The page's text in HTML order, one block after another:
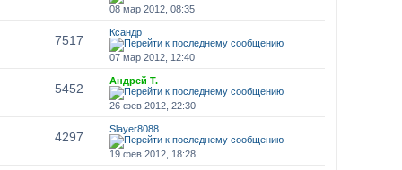
08 мар 2012, 08:35
7517
Ксандр
07 мар 2012, 12:40
5452
Андрей Т.
26 фев 2012, 22:30
4297
Slayer8088
19 фев 2012, 18:28